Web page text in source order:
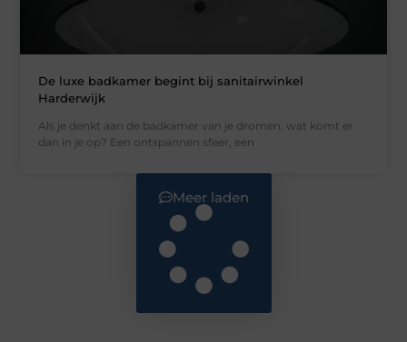
De luxe badkamer begint bij sanitairwinkel
Harderwijk
Als je denkt aan de badkamer van je dromen, wat komt er
dan in je op? Een ontspannen sfeer, een
Meer laden